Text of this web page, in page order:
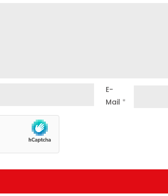
E-
Mail *